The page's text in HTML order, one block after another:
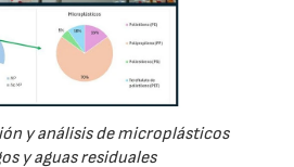
y análisis de microplásticos
y aguas residuales